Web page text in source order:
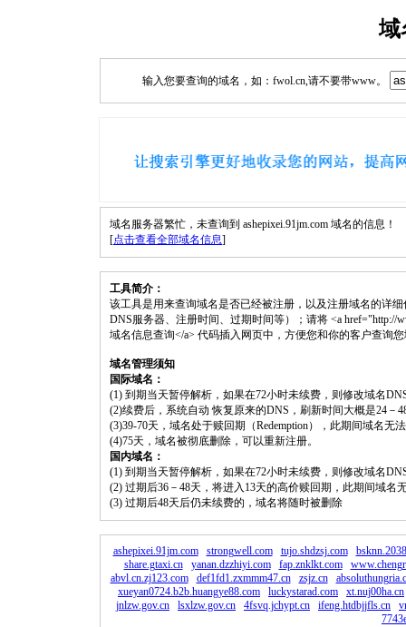
域
输入您要查询的域名，如：fwol.cn,请不要带www。
域名服务器繁忙，未查询到 ashepixei.91jm.com 域名的信息！
[点击查看全部域名信息]
工具简介：
该工具是用来查询域名是否已经被注册，以及注册域名的详
DNS服务器、注册时间、过期时间等）；请将 <a href="http://
域名信息查询</a> 代码插入网页中，方便您和你的客户查询
域名管理须知
国际域名：
(1) 到期当天暂停解析，如果在72小时未续费，则修改域名
(2)续费后，系统自动 恢复原来的DNS，刷新时间大概是24－
(3)39-70天，域名处于赎回期（Redemption），此期间域名无
(4)75天，域名被彻底删除，可以重新注册。
国内域名：
(1) 到期当天暂停解析，如果在72小时未续费，则修改域名
(2) 过期后36－48天，将进入13天的高价赎回期，此期间域名
(3) 过期后48天后仍未续费的，域名将随时被删除
ashepixei.91jm.com strongwell.com tujo.shdzsj.com
share.gtaxi.cn
yanan.dzzhiyi.com fap.znklkt.com
abvl.cn.zj123.com
def1fd1.zxmmm47.cn zsjz.cn
xueyan0724.b2b.huangye88.com
luckystarad.com
xt.nuj00ha.cn
jnlzw.gov.cn
lsxlzw.gov.cn 4fsvq.jchypt.cn ifeng.htdbjjfls.cn